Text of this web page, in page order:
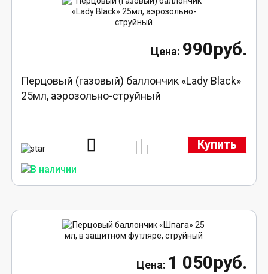
990руб.
Перцовый (газовый) баллончик «Lady Black»
25мл, аэрозольно-струйный
Купить
1 050руб.